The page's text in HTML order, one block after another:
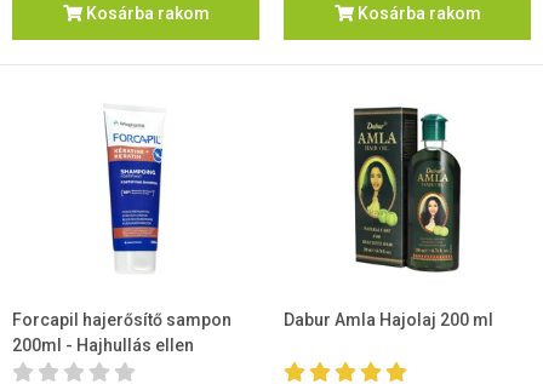
Kosárba rakom Kosárba rakom
Forcapil hajerősítő sampon
200ml - Hajhullás ellen
Dabur Amla Hajolaj 200 ml